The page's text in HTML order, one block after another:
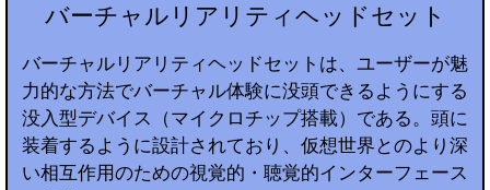
バーチャルリアリティヘッドセット
バーチャルリアリティヘッドセットは、ユーザーが魅
力的な方法でバーチャル体験に没頭できるようにする
没入型デバイス（マイクロチップ搭載）である。頭に
装着するように設計されており、仮想世界とのより深
い相互作用のための視覚的・聴覚的インターフェース